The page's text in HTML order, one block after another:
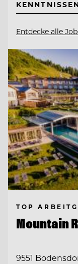
Entdecke alle
TOP
Mountain
9551